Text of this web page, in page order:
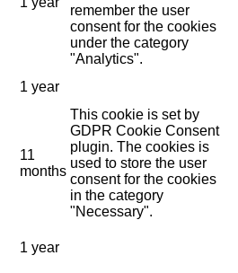
remember the user
consent for the cookies
under the category
"Analytics".
1 year
11
months
This cookie is set by
GDPR Cookie Consent
plugin. The cookies is
used to store the user
consent for the cookies
in the category
"Necessary".
1 year